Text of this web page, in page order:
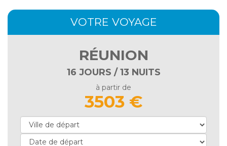
VOTRE VOYAGE
RÉUNION
16 JOURS / 13 NUITS
à partir de
3503 €